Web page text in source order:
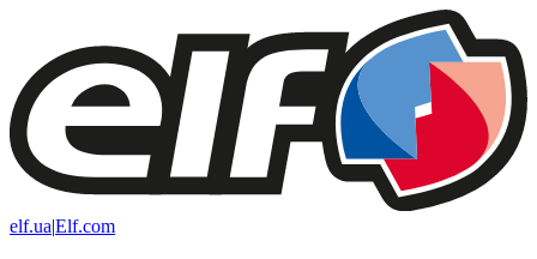
elf.ua|Elf.com